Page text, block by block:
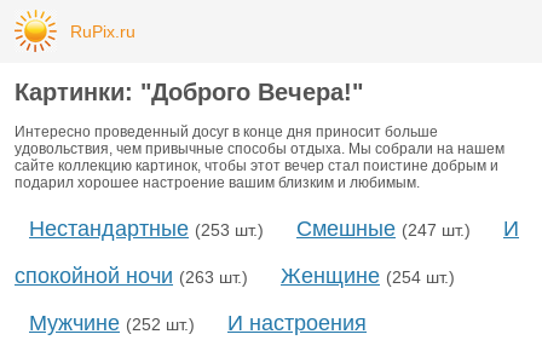
RuPix.ru
Картинки: "Доброго Вечера!"
Интересно проведенный досуг в конце дня приносит больше
удовольствия, чем привычные способы отдыха. Мы собрали на нашем
сайте коллекцию картинок, чтобы этот вечер стал поистине добрым и
подарил хорошее настроение вашим близким и любимым.
Нестандартные (253 шт.) Смешные (247 шт.)
И
спокойной ночи (263 шт.) Женщине (254 шт.)
Мужчине (252 шт.)
И настроения